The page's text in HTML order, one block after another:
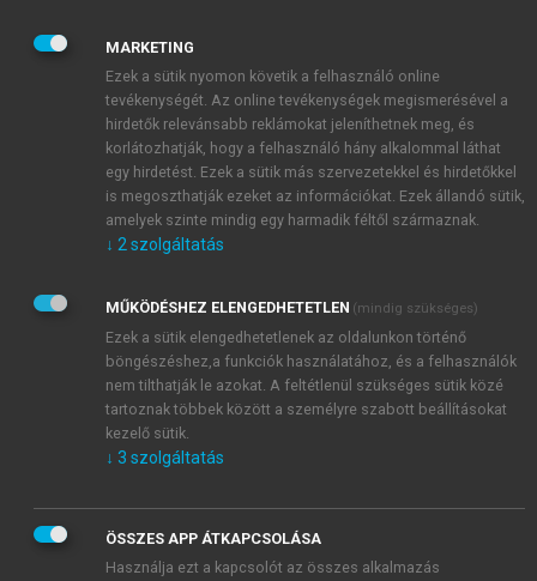
JELSZÓ
JELSZÓ ÚJRA
Kérek értesítést a MeRSZ újdonságairól, akcióiról.
Kérek értesítést az Akadémiai Kiadó Zrt. újdonságairól,
Adatkezelési tájékoztatóbanfoglaltakat tudomásul
veszem és elfogadom.
Általános vásárlási feltételeket, valamint a szotar.netés a
mersz.huoldalak licencszerződéseiben foglaltakat
tudomásul veszem és elfogadom.
KIPRÓBÁLOM
MARKETING
Ezek a sütik nyomon követik a felhasználó online
tevékenységét. Az online tevékenységek megismerésével a
hirdetők relevánsabb reklámokat jeleníthetnek meg, és
korlátozhatják, hogy a felhasználó hány alkalommal láthat
egy hirdetést. Ezek a sütik más szervezetekkel és hirdetőkkel
is megoszthatják ezeket az információkat. Ezek állandó sütik,
amelyek szinte mindig egy harmadik féltől származnak.
↓ 2 szolgáltatás
MŰKÖDÉSHEZ ELENGEDHETETLEN (mindig szükséges)
Ezek a sütik elengedhetetlenek az oldalunkon történő
böngészéshez,a funkciók használatához, és a felhasználók
nem tilthatják le azokat. A feltétlenül szükséges sütik közé
tartoznak többek között a személyre szabott beállításokat
kezelő sütik.
↓ 3 szolgáltatás
ÖSSZES APP ÁTKAPCSOLÁSA
Használja ezt a kapcsolót az összes alkalmazás